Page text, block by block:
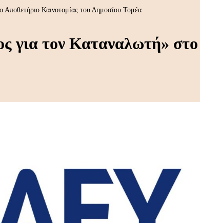
Καινοτομίας του Δημοσίου Τομέα
για τον Καταναλωτή»